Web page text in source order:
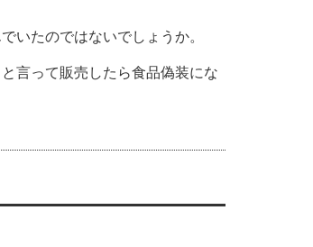
いたのではないでしょうか。
言って販売したら食品偽装にな